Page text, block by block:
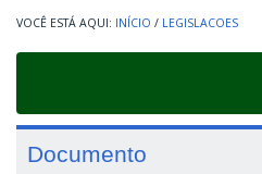
INÍCIO / LEGISLACOES
Documento